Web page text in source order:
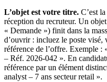
L’objet est votre titre. C’est
réception du recruteur. Un
« Demande ») finit dans la
d’ouvrir : incluez le poste visé,
référence de l’offre. Exemple :
– Réf. 2026-042 ». En
référence par un élément
analyst – 7 ans secteur retail ».